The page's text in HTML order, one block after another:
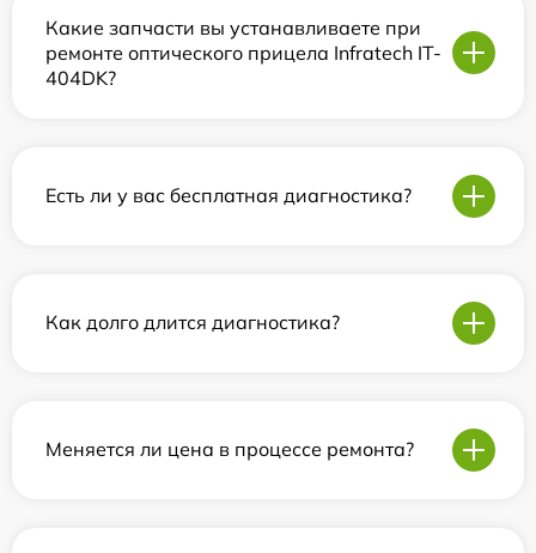
Какие запчасти вы устанавливаете при
ремонте оптического прицела Infratech IT-
404DK?
Есть ли у вас бесплатная диагностика?
Как долго длится диагностика?
Меняется ли цена в процессе ремонта?